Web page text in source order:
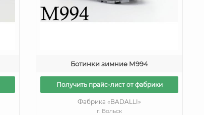
Ботинки зимние М994
Получить прайс-лист от фабрики
Фабрика «BADALLI»
г. Вольск